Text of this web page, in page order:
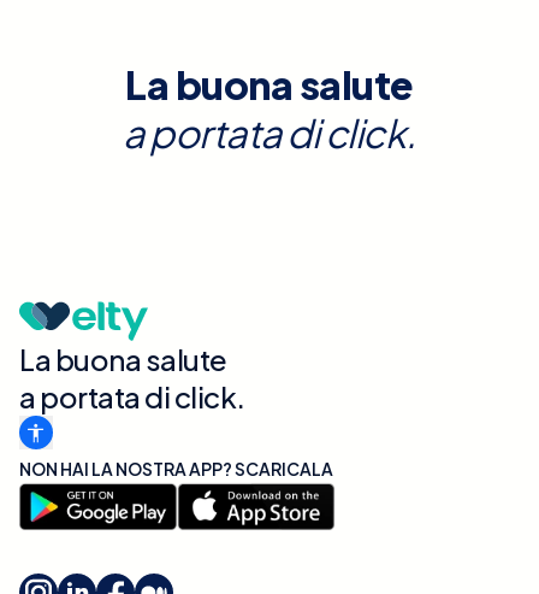
La buona salute
a portata di click.
La buona salute
a portata di click.
NON HAI LA NOSTRA APP? SCARICALA